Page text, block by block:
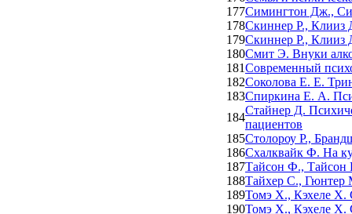
177Симингтон Дж.,
178Скиннер Р., Клииз
179Скиннер Р., Клииз
180Смит Э. Внуки
181Современный
182Соколова Е. Е.
183Спиркина Е. А.
184
Стайнер Д.
пациентов
185Столороу Р.,
186Схалквайк Ф. На
187Тайсон Ф., Тайсон
188Тайхер С., Гюнтер
189Томэ Х., Кэхеле Х.
190Томэ Х., Кэхеле Х.